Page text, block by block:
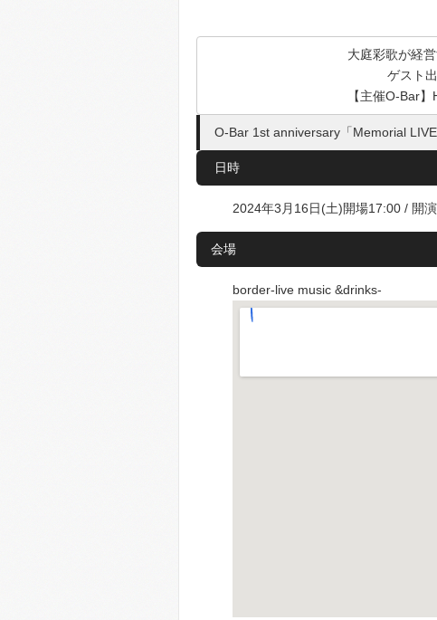
大庭彩歌が経
ゲスト
【主催O-Bar】
O-Bar 1st anniversary「Memorial LIVE
日時
2024年3月16日(土)開場17:00 / 開
会場
border-live music &drinks-